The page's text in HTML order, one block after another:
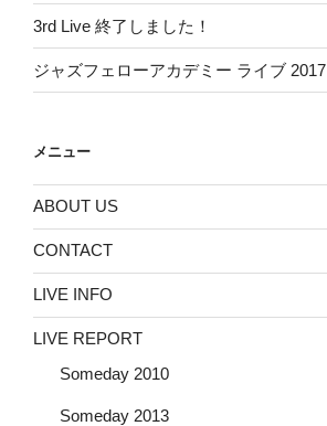
3rd Live 終了しました！
ジャズフェローアカデミー ライブ 2017
メニュー
ABOUT US
CONTACT
LIVE INFO
LIVE REPORT
Someday 2010
Someday 2013